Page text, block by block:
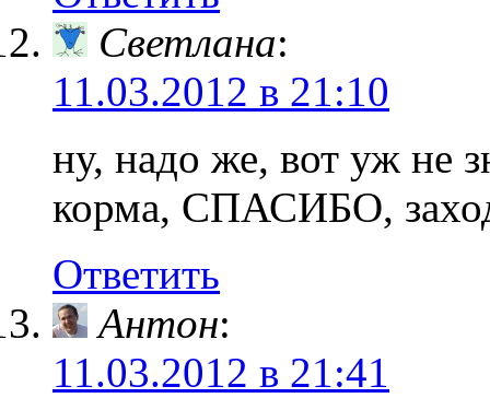
Светлана:
11.03.2012 в 21:10
ну, надо же, вот уж не
корма, СПАСИБО,
Ответить
Антон:
11.03.2012 в 21:41